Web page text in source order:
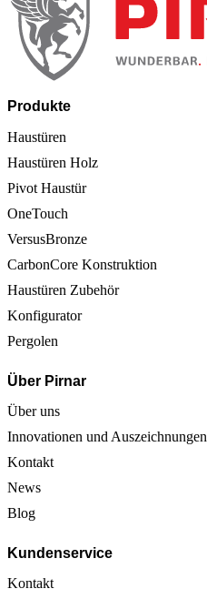
Produkte
Haustüren
Haustüren Holz
Pivot Haustür
OneTouch
VersusBronze
CarbonCore Konstruktion
Haustüren Zubehör
Konfigurator
Pergolen
Über Pirnar
Über uns
Innovationen und Auszeichnungen
Kontakt
News
Blog
Kundenservice
Kontakt